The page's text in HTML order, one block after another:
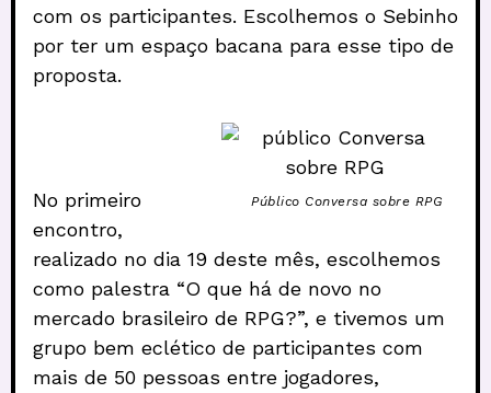
com os participantes. Escolhemos o Sebinho
por ter um espaço bacana para esse tipo de
proposta.
Público Conversa sobre RPG
No primeiro
encontro,
realizado no dia 19 deste mês, escolhemos
como palestra “O que há de novo no
mercado brasileiro de RPG?”, e tivemos um
grupo bem eclético de participantes com
mais de 50 pessoas entre jogadores,